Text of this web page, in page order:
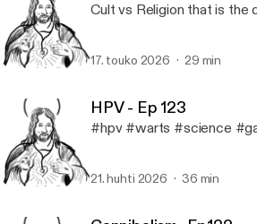
Cult vs Religion that is
17. touko 2026 29 min
HPV - Ep 123
#hpv #warts #science
21. huhti 2026 36 min